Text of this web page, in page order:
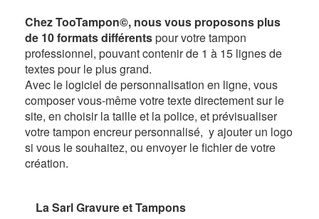
Chez TooTampon©, nous vous proposons plus
de 10 formats différentspour votre tampon
professionnel, pouvant contenir de 1 à 15 lignes de
textes pour le plus grand.
Avec le logiciel de personnalisation en ligne, vous
composer vous-même votre texte directement sur le
site, en choisir la taille et la police, et prévisualiser
votre tampon encreur personnalisé, y ajouter un logo
si vous le souhaitez, ou envoyer le fichier de votre
création.
La Sarl Gravure et Tampons